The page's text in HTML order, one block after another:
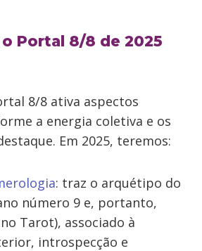
Portal 8/8 de 2025
8/8 ativa aspectos
a energia coletiva e os
Em 2025, teremos:
: traz o arquétipo do
número 9 e, portanto,
Tarot), associado à
introspecção e